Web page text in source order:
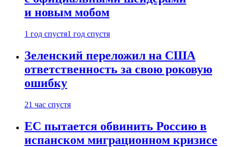
и новым мобом
1 год спустя1 год спустя
Зеленский переложил на США
ответственность за свою роковую
ошибку
21 час спустя
ЕС пытается обвинить Россию в
испанском миграционном кризисе